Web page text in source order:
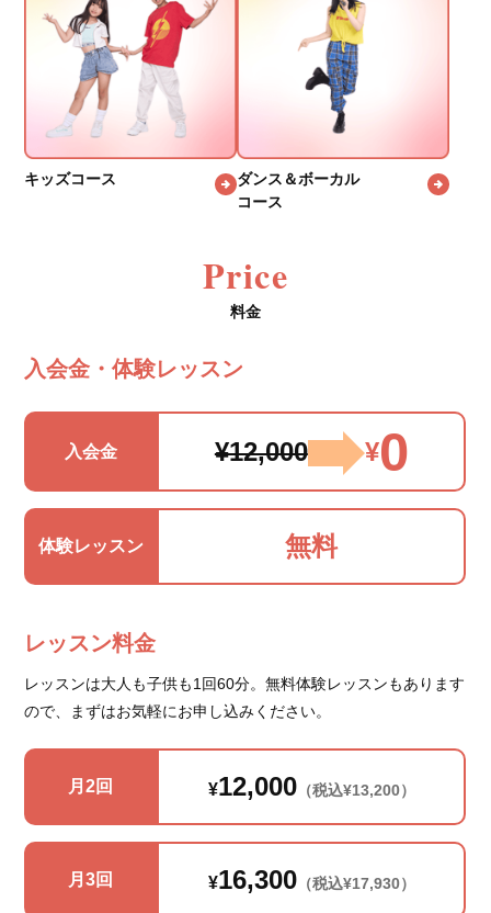
キッズコース
ダンス＆ボーカル
コース
Price
料金
入会金・体験レッスン
入会金 ¥12,000 ¥0
体験レッスン 無料
レッスン料金
レッスンは大人も子供も1回60分。無料体験レッスンもあります
ので、まずはお気軽にお申し込みください。
月2回 ¥12,000（税込¥13,200）
月3回 ¥16,300（税込¥17,930）